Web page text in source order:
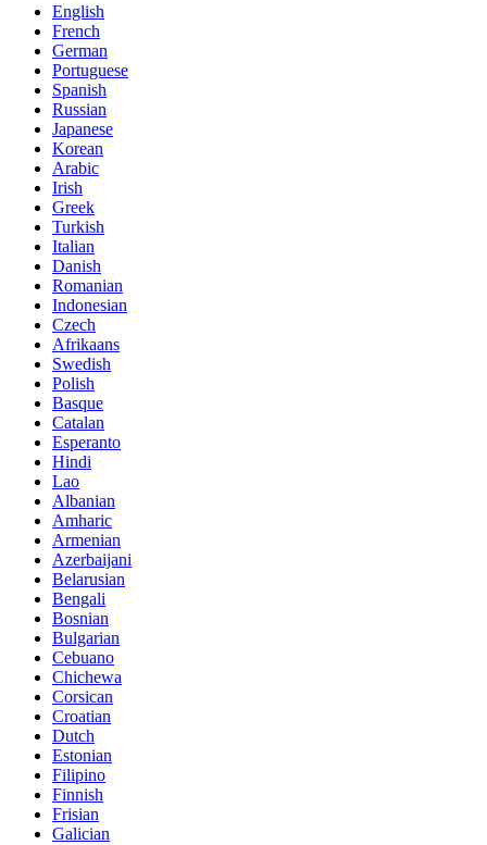
English
French
German
Portuguese
Spanish
Russian
Japanese
Korean
Arabic
Irish
Greek
Turkish
Italian
Danish
Romanian
Indonesian
Czech
Afrikaans
Swedish
Polish
Basque
Catalan
Esperanto
Hindi
Lao
Albanian
Amharic
Armenian
Azerbaijani
Belarusian
Bengali
Bosnian
Bulgarian
Cebuano
Chichewa
Corsican
Croatian
Dutch
Estonian
Filipino
Finnish
Frisian
Galician